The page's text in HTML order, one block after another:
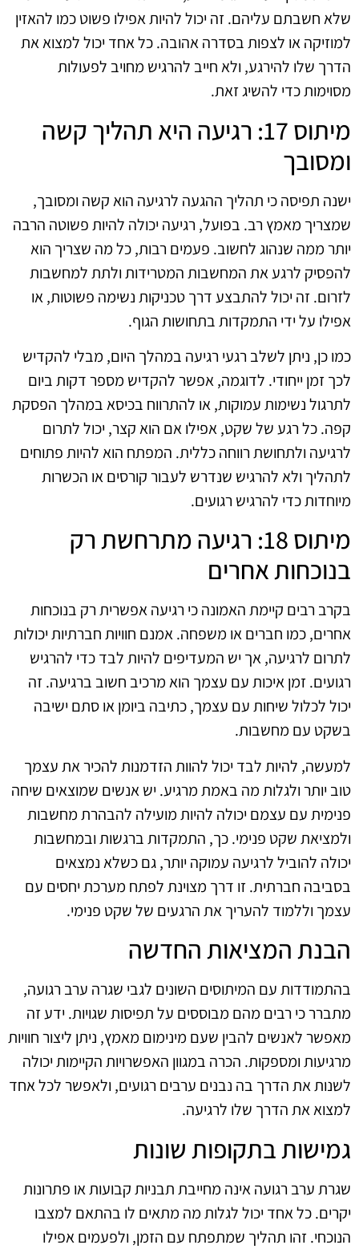
שלא חשבתם עליהם. זה יכול להיות אפילו פשוט כמו להאזין
למוזיקה או לצפות בסדרה אהובה. כל אחד יכול למצוא את
הדרך שלו להירגע, ולא חייב להרגיש מחויב לפעולות
מסוימות כדי להשיג זאת.
מיתוס 17: רגיעה היא תהליך קשה
ומסובך
ישנה תפיסה כי תהליך ההגעה לרגיעה הוא קשה ומסובך,
שמצריך מאמץ רב. בפועל, רגיעה יכולה להיות פשוטה הרבה
יותר ממה שנהוג לחשוב. פעמים רבות, כל מה שצריך הוא
להפסיק לרגע את המחשבות המטרידות ולתת למחשבות
לזרום. זה יכול להתבצע דרך טכניקות נשימה פשוטות, או
אפילו על ידי התמקדות בתחושות הגוף.
כמו כן, ניתן לשלב רגעי רגיעה במהלך היום, מבלי להקדיש
לכך זמן ייחודי. לדוגמה, אפשר להקדיש מספר דקות ביום
לתרגול נשימות עמוקות, או להתרווח בכיסא במהלך הפסקת
קפה. כל רגע של שקט, אפילו אם הוא קצר, יכול לתרום
לרגיעה ולתחושת רווחה כללית. המפתח הוא להיות פתוחים
לתהליך ולא להרגיש שנדרש לעבור קורסים או הכשרות
מיוחדות כדי להרגיש רגועים.
מיתוס 18: רגיעה מתרחשת רק
בנוכחות אחרים
בקרב רבים קיימת האמונה כי רגיעה אפשרית רק בנוכחות
אחרים, כמו חברים או משפחה. אמנם חוויות חברתיות יכולות
לתרום לרגיעה, אך יש המעדיפים להיות לבד כדי להרגיש
רגועים. זמן איכות עם עצמך הוא מרכיב חשוב ברגיעה. זה
יכול לכלול שיחות עם עצמך, כתיבה ביומן או סתם ישיבה
בשקט עם מחשבות.
למעשה, להיות לבד יכול להוות הזדמנות להכיר את עצמך
טוב יותר ולגלות מה באמת מרגיע. יש אנשים שמוצאים שיחה
פנימית עם עצמם יכולה להיות מועילה להבהרת מחשבות
ולמציאת שקט פנימי. כך, התמקדות ברגשות ובמחשבות
יכולה להוביל לרגיעה עמוקה יותר, גם כשלא נמצאים
בסביבה חברתית. זו דרך מצוינת לפתח מערכת יחסים עם
עצמך וללמוד להעריך את הרגעים של שקט פנימי.
הבנת המציאות החדשה
בהתמודדות עם המיתוסים השונים לגבי שגרה ערב רגועה,
מתברר כי רבים מהם מבוססים על תפיסות שגויות. ידע זה
מאפשר לאנשים להבין שעם מינימום מאמץ, ניתן ליצור חוויות
מרגיעות ומספקות. הכרה במגוון האפשרויות הקיימות יכולה
לשנות את הדרך בה נבנים ערבים רגועים, ולאפשר לכל אחד
למצוא את הדרך שלו לרגיעה.
גמישות בתקופות שונות
שגרת ערב רגועה אינה מחייבת תבניות קבועות או פתרונות
יקרים. כל אחד יכול לגלות מה מתאים לו בהתאם למצבו
הנוכחי. זהו תהליך שמתפתח עם הזמן, ולפעמים אפילו